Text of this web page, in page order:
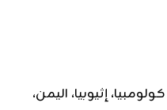
إثيوبيا، اليمن،